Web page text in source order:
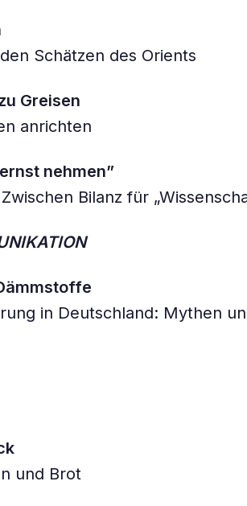
Schätzen des Orients
Greisen
anrichten
nehmen”
Bilanz für
in Deutschland: Mythen
und Brot